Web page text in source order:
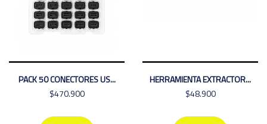
PACK 50 CONECTORES US...
$470.900
HERRAMIENTA EXTRACTOR...
$48.900